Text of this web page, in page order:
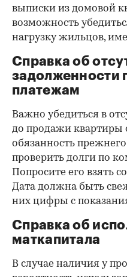
выписки из домовой
возможность
нагрузку жильцов,
Справка об
задолженности
платежам
Важно убедиться в
до продажи квартиры
обязанность
проверить долги по
Попросите его взять
Дата должна быть
них цифры с
Справка об
маткапитала
В случае наличия у